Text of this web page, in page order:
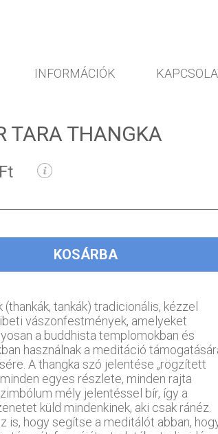
INFORMÁCIÓK
TARA THANGKA
KOSÁRBA
(thankák, tankák) tradicionális, kézzel
vászonfestmények, amelyeket
a buddhista templomokban és
használnak a meditáció
A thangka szó jelentése „rögzített
egyes részlete, minden rajta
mély jelentéssel bír, így a
küld mindenkinek, aki csak ránéz.
is, hogy segítse a meditálót abban,